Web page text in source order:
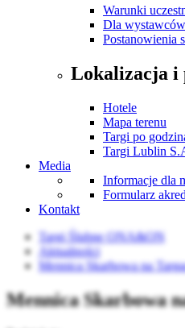
Warunki
Dla wystawców
Postanowienia
Lokalizacja i
Hotele
Mapa terenu
Targi po
Targi Lublin
Media
Informacje dla
Formularz
Kontakt
Targi Ślubne ONA&ON
Aktualności
Mennica Skarbowa na
Mennica Skarbowa